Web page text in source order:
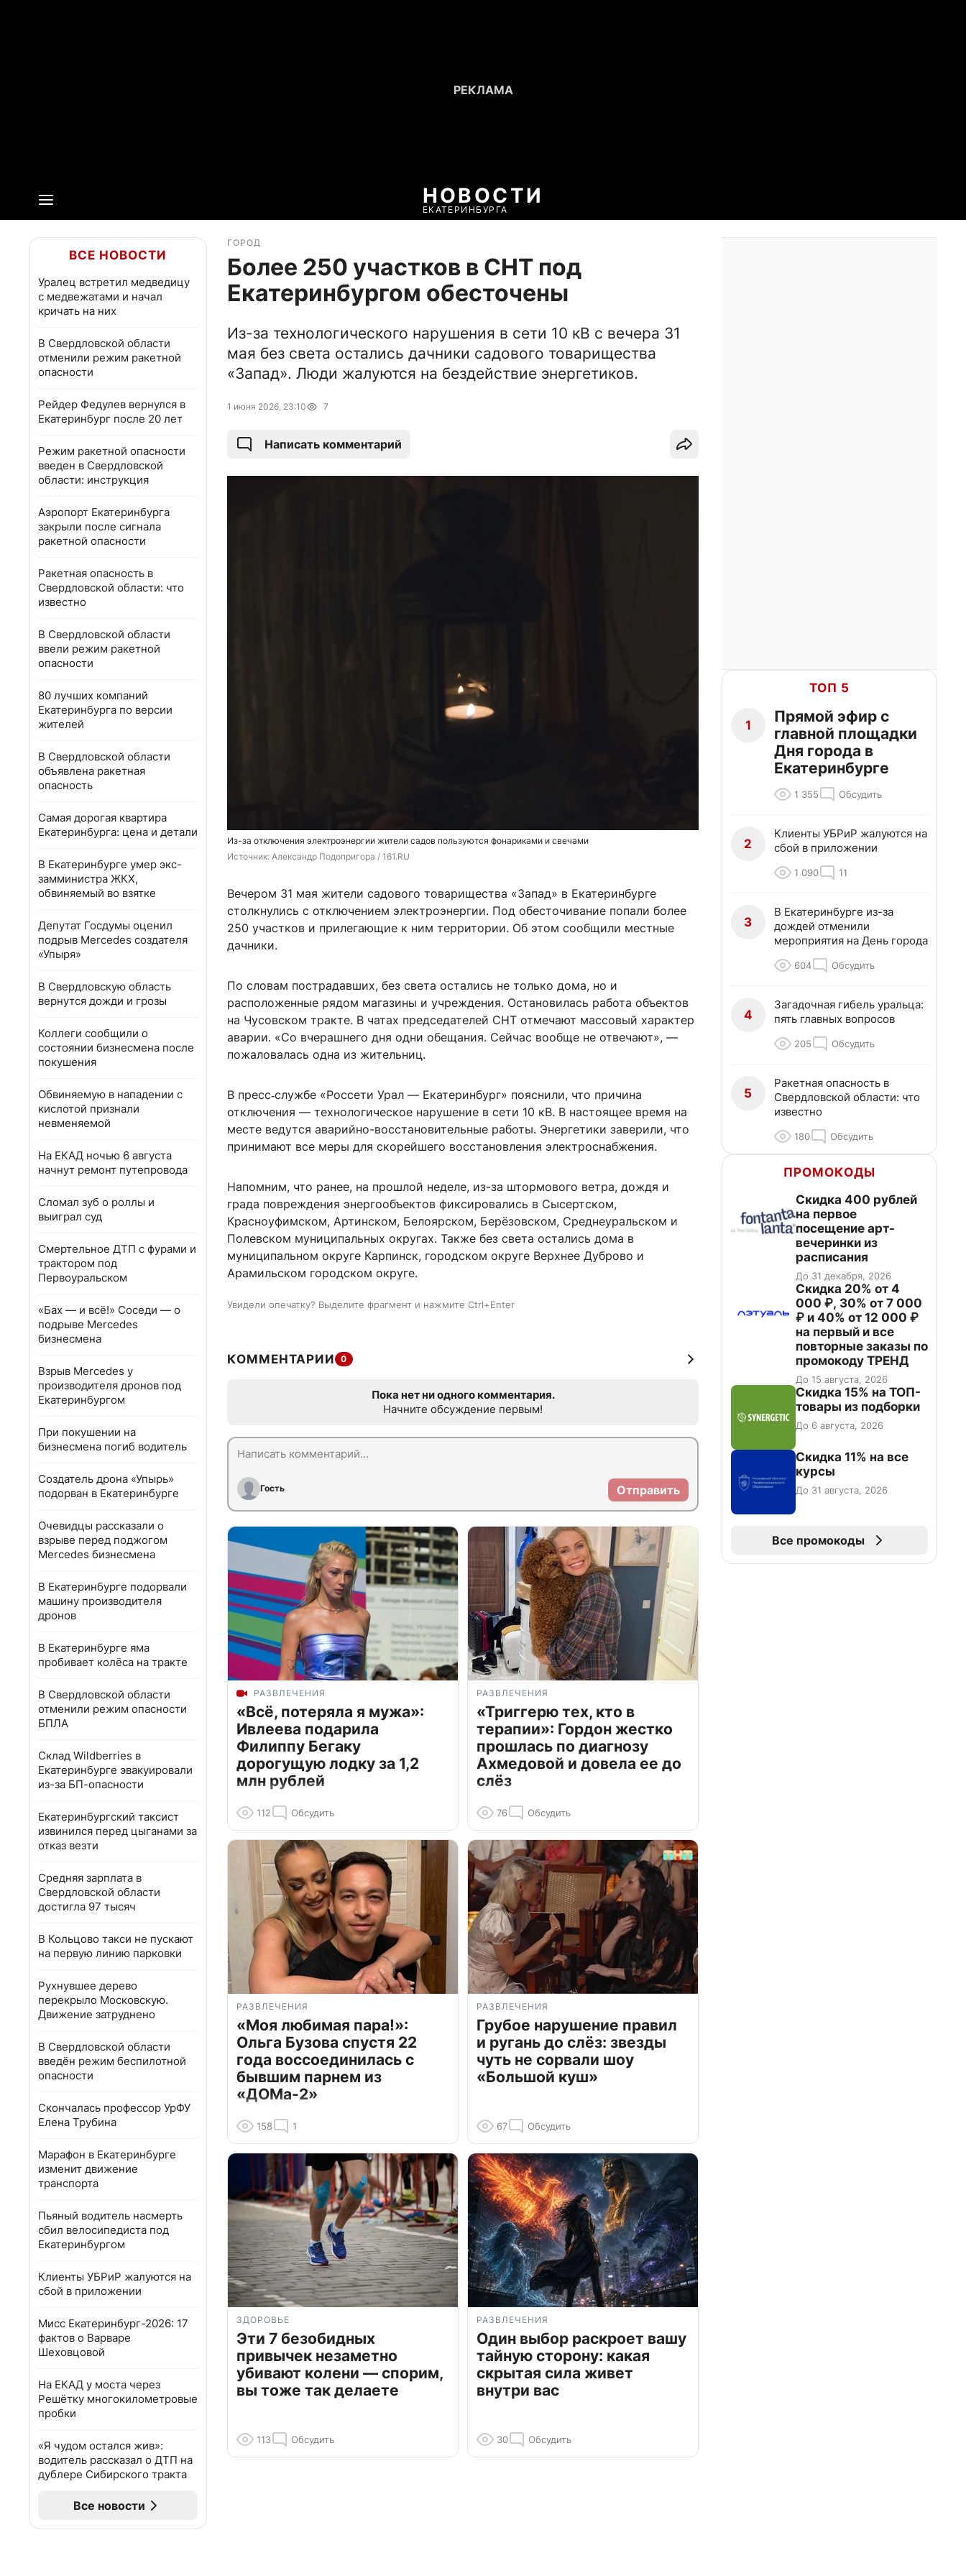
НОВОСТИ
ЕКАТЕРИНБУРГА
ВСЕ НОВОСТИ
Уралец встретил медведицу
с медвежатами и начал
кричать на них
В Свердловской области
отменили режим ракетной
опасности
Рейдер Федулев вернулся в
Екатеринбург после 20 лет
Режим ракетной опасности
введен в Свердловской
области: инструкция
Аэропорт Екатеринбурга
закрыли после сигнала
ракетной опасности
Ракетная опасность в
Свердловской области: что
известно
В Свердловской области
ввели режим ракетной
опасности
80 лучших компаний
Екатеринбурга по версии
жителей
В Свердловской области
объявлена ракетная
опасность
Самая дорогая квартира
Екатеринбурга: цена и детали
В Екатеринбурге умер экс-
замминистра ЖКХ,
обвиняемый во взятке
Депутат Госдумы оценил
подрыв Mercedes создателя
«Упыря»
В Свердловскую область
вернутся дожди и грозы
Коллеги сообщили о
состоянии бизнесмена после
покушения
Обвиняемую в нападении с
кислотой признали
невменяемой
На ЕКАД ночью 6 августа
начнут ремонт путепровода
Сломал зуб о роллы и
выиграл суд
Смертельное ДТП с фурами и
трактором под
Первоуральском
«Бах — и всё!» Соседи — о
подрыве Mercedes
бизнесмена
Взрыв Mercedes у
производителя дронов под
Екатеринбургом
При покушении на
бизнесмена погиб водитель
Создатель дрона «Упырь»
подорван в Екатеринбурге
Очевидцы рассказали о
взрыве перед поджогом
Mercedes бизнесмена
В Екатеринбурге подорвали
машину производителя
дронов
В Екатеринбурге яма
пробивает колёса на тракте
В Свердловской области
отменили режим опасности
БПЛА
Склад Wildberries в
Екатеринбурге эвакуировали
из-за БП-опасности
Екатеринбургский таксист
извинился перед цыганами за
отказ везти
Средняя зарплата в
Свердловской области
достигла 97 тысяч
В Кольцово такси не пускают
на первую линию парковки
Рухнувшее дерево
перекрыло Московскую.
Движение затруднено
В Свердловской области
введён режим беспилотной
опасности
Скончалась профессор УрФУ
Елена Трубина
Марафон в Екатеринбурге
изменит движение
транспорта
Пьяный водитель насмерть
сбил велосипедиста под
Екатеринбургом
Клиенты УБРиР жалуются на
сбой в приложении
Мисс Екатеринбург-2026: 17
фактов о Варваре
Шеховцовой
На ЕКАД у моста через
Решётку многокилометровые
пробки
«Я чудом остался жив»:
водитель рассказал о ДТП на
дублере Сибирского тракта
Все новости
ГОРОД
Более 250 участков в СНТ под
Екатеринбургом обесточены
Из-за технологического нарушения в сети 10 кВ с вечера 31
мая без света остались дачники садового товарищества
«Запад». Люди жалуются на бездействие энергетиков.
1 июня 2026, 23:10 7
Написать комментарий
Из-за отключения электроэнергии жители садов пользуются фонариками и свечами
Источник: Александр Подопригора / 161.RU
Вечером 31 мая жители садового товарищества «Запад» в Екатеринбурге
столкнулись с отключением электроэнергии. Под обесточивание попали более
250 участков и прилегающие к ним территории. Об этом сообщили местные
дачники.
По словам пострадавших, без света остались не только дома, но и
расположенные рядом магазины и учреждения. Остановилась работа объектов
на Чусовском тракте. В чатах председателей СНТ отмечают массовый характер
аварии. «Со вчерашнего дня одни обещания. Сейчас вообще не отвечают», —
пожаловалась одна из жительниц.
В пресс‑службе «Россети Урал — Екатеринбург» пояснили, что причина
отключения — технологическое нарушение в сети 10 кВ. В настоящее время на
месте ведутся аварийно-восстановительные работы. Энергетики заверили, что
принимают все меры для скорейшего восстановления электроснабжения.
Напомним, что ранее, на прошлой неделе, из-за штормового ветра, дождя и
града повреждения энергообъектов фиксировались в Сысертском,
Красноуфимском, Артинском, Белоярском, Берёзовском, Среднеуральском и
Полевском муниципальных округах. Также без света остались дома в
муниципальном округе Карпинск, городском округе Верхнее Дуброво и
Арамильском городском округе.
Увидели опечатку? Выделите фрагмент и нажмите Ctrl+Enter
КОММЕНТАРИИ 0
Пока нет ни одного комментария.
Начните обсуждение первым!
Гость Отправить
РАЗВЛЕЧЕНИЯ
«Всё, потеряла я мужа»:
Ивлеева подарила
Филиппу Бегаку
дорогущую лодку за 1,2
млн рублей
112 Обсудить
РАЗВЛЕЧЕНИЯ
«Триггерю тех, кто в
терапии»: Гордон жестко
прошлась по диагнозу
Ахмедовой и довела ее до
слёз
76 Обсудить
РАЗВЛЕЧЕНИЯ
«Моя любимая пара!»:
Ольга Бузова спустя 22
года воссоединилась с
бывшим парнем из
«ДОМа-2»
158 1
РАЗВЛЕЧЕНИЯ
Грубое нарушение правил
и ругань до слёз: звезды
чуть не сорвали шоу
«Большой куш»
67 Обсудить
ЗДОРОВЬЕ
Эти 7 безобидных
привычек незаметно
убивают колени — спорим,
вы тоже так делаете
113 Обсудить
РАЗВЛЕЧЕНИЯ
Один выбор раскроет вашу
тайную сторону: какая
скрытая сила живет
внутри вас
30 Обсудить
ТОП 5
1
Прямой эфир с
главной площадки
Дня города в
Екатеринбурге
1 355 Обсудить
2
Клиенты УБРиР жалуются на
сбой в приложении
1 090 11
3
В Екатеринбурге из-за
дождей отменили
мероприятия на День города
604 Обсудить
4
Загадочная гибель уральца:
пять главных вопросов
205 Обсудить
5
Ракетная опасность в
Свердловской области: что
известно
180 Обсудить
ПРОМОКОДЫ
Cкидка 400 рублей
на первое
посещение арт-
вечеринки из
расписания
До 31 декабря, 2026
Скидка 20% от 4
000 ₽, 30% от 7 000
₽ и 40% от 12 000 ₽
на первый и все
повторные заказы по
промокоду ТРЕНД
До 15 августа, 2026
Скидка 15% на ТОП-
товары из подборки
До 6 августа, 2026
Скидка 11% на все
курсы
До 31 августа, 2026
Все промокоды